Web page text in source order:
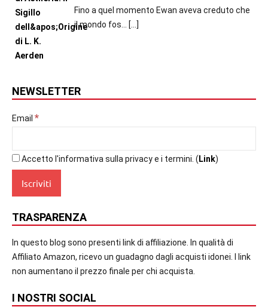
Fino a quel momento Ewan aveva creduto che
il mondo fos...
[…]
NEWSLETTER
Email *
Accetto l'informativa sulla privacy e i termini. ( Link)
TRASPARENZA
In questo blog sono presenti link di affiliazione. In qualità di
Affiliato Amazon, ricevo un guadagno dagli acquisti idonei. I link
non aumentano il prezzo finale per chi acquista.
I NOSTRI SOCIAL